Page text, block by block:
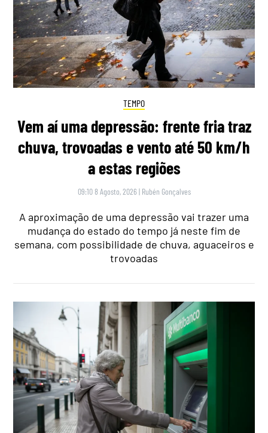
TEMPO
Vem aí uma depressão: frente fria traz
chuva, trovoadas e vento até 50 km/h
a estas regiões
09:10 8 Agosto, 2026 | Rubén Gonçalves
A aproximação de uma depressão vai trazer uma
mudança do estado do tempo já neste fim de
semana, com possibilidade de chuva, aguaceiros e
trovoadas